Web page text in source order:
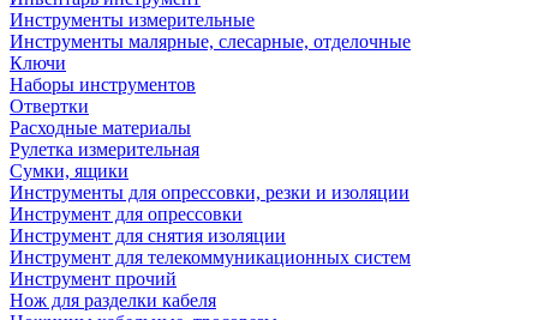
Инструменты измерительные
Инструменты малярные, слесарные, отделочные
Ключи
Наборы инструментов
Отвертки
Расходные материалы
Рулетка измерительная
Сумки, ящики
Инструменты для опрессовки, резки и изоляции
Инструмент для опрессовки
Инструмент для снятия изоляции
Инструмент для телекоммуникационных систем
Инструмент прочий
Нож для разделки кабеля